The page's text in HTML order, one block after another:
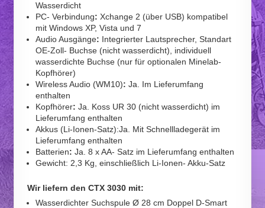
Wasserdicht
PC- Verbindung:Xchange 2 (über USB) kompatibel
mit Windows XP, Vista und 7
Audio Ausgänge: Integrierter Lautsprecher, Standart
OE-Zoll- Buchse (nicht wasserdicht), individuell
wasserdichte Buchse (nur für optionalen Minelab-
Kopfhörer)
Wireless Audio (WM10):Ja. Im Lieferumfang
enthalten
Kopfhörer:Ja. Koss UR 30 (nicht wasserdicht) im
Lieferumfang enthalten
Akkus (Li-Ionen-Satz):Ja. Mit Schnellladegerät im
Lieferumfang enthalten
Batterien:Ja. 8 x AA- Satz im Lieferumfang enthalten
Gewicht: 2,3 Kg, einschließlich Li-Ionen- Akku-Satz
Wir liefern den CTX 3030 mit:
Wasserdichter Suchspule Ø 28 cm Doppel D-Smart